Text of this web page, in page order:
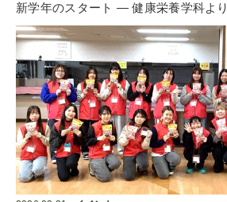
新学年のスタート ― 健康栄養学科より